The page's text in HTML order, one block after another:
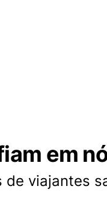
em
de viajantes